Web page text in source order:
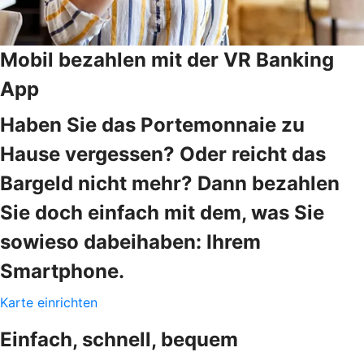
Mobil bezahlen mit der VR Banking
App
Haben Sie das Portemonnaie zu
Hause vergessen? Oder reicht das
Bargeld nicht mehr? Dann bezahlen
Sie doch einfach mit dem, was Sie
sowieso dabeihaben: Ihrem
Smartphone.
Karte einrichten
Einfach, schnell, bequem